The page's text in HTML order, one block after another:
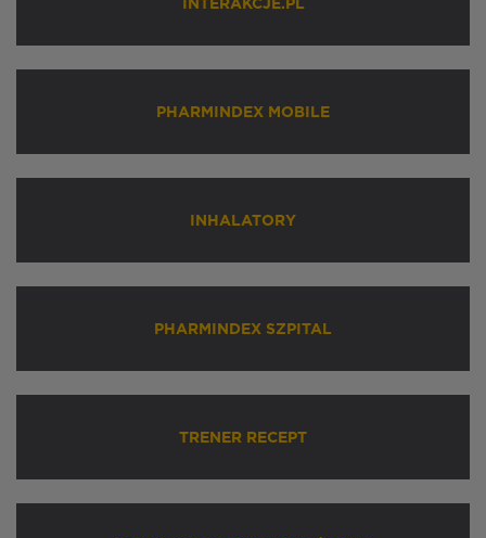
INTERAKCJE.PL
PHARMINDEX MOBILE
INHALATORY
PHARMINDEX SZPITAL
TRENER RECEPT